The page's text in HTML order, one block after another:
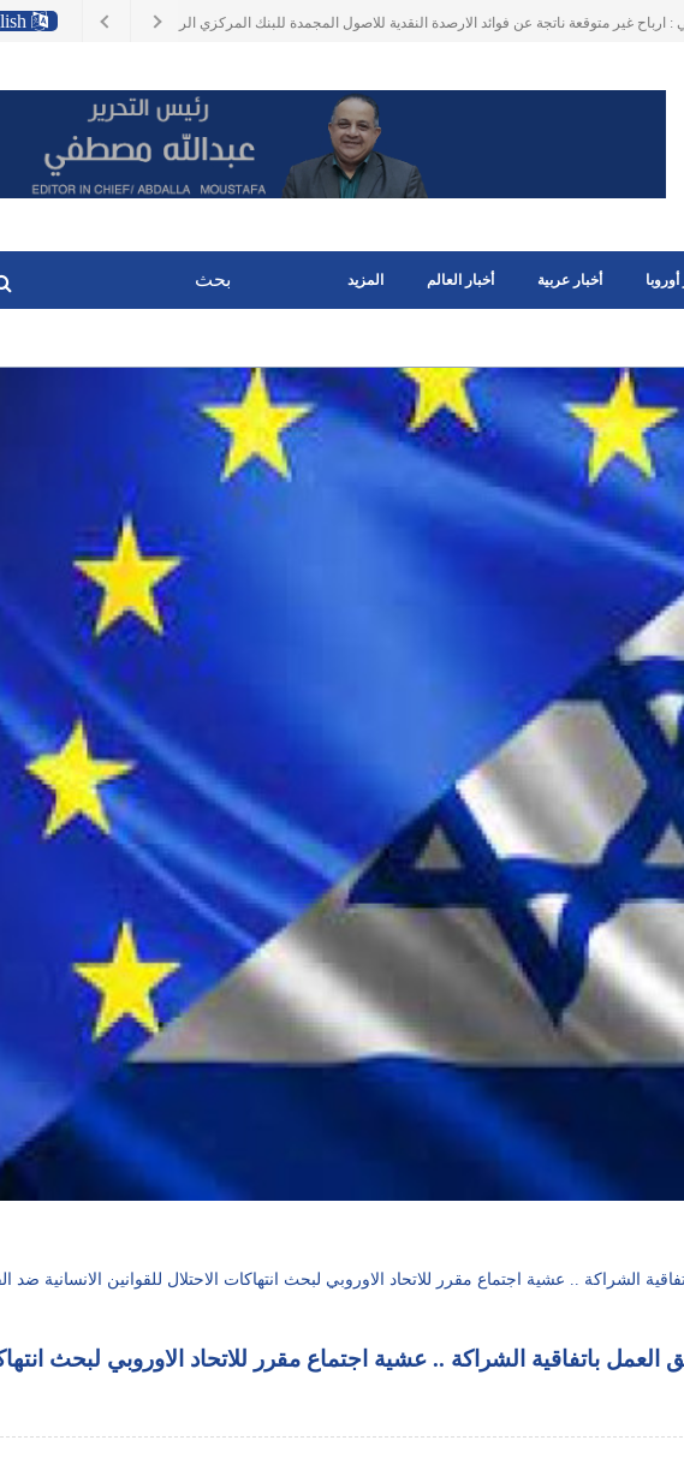
في هولندا الذين يحصلون على التعويضات الاجتماعية و لهم ممتلكات في البلد الأصلي .
أوروبا أخبار عربية أخبار العالم المزيد
الشراكة .. عشية اجتماع مقرر للاتحاد الاوروبي لبحث انتهاكات الاحتلال للقوانين الانسانية ضد
باتفاقية الشراكة .. عشية اجتماع مقرر للاتحاد الاوروبي لبحث